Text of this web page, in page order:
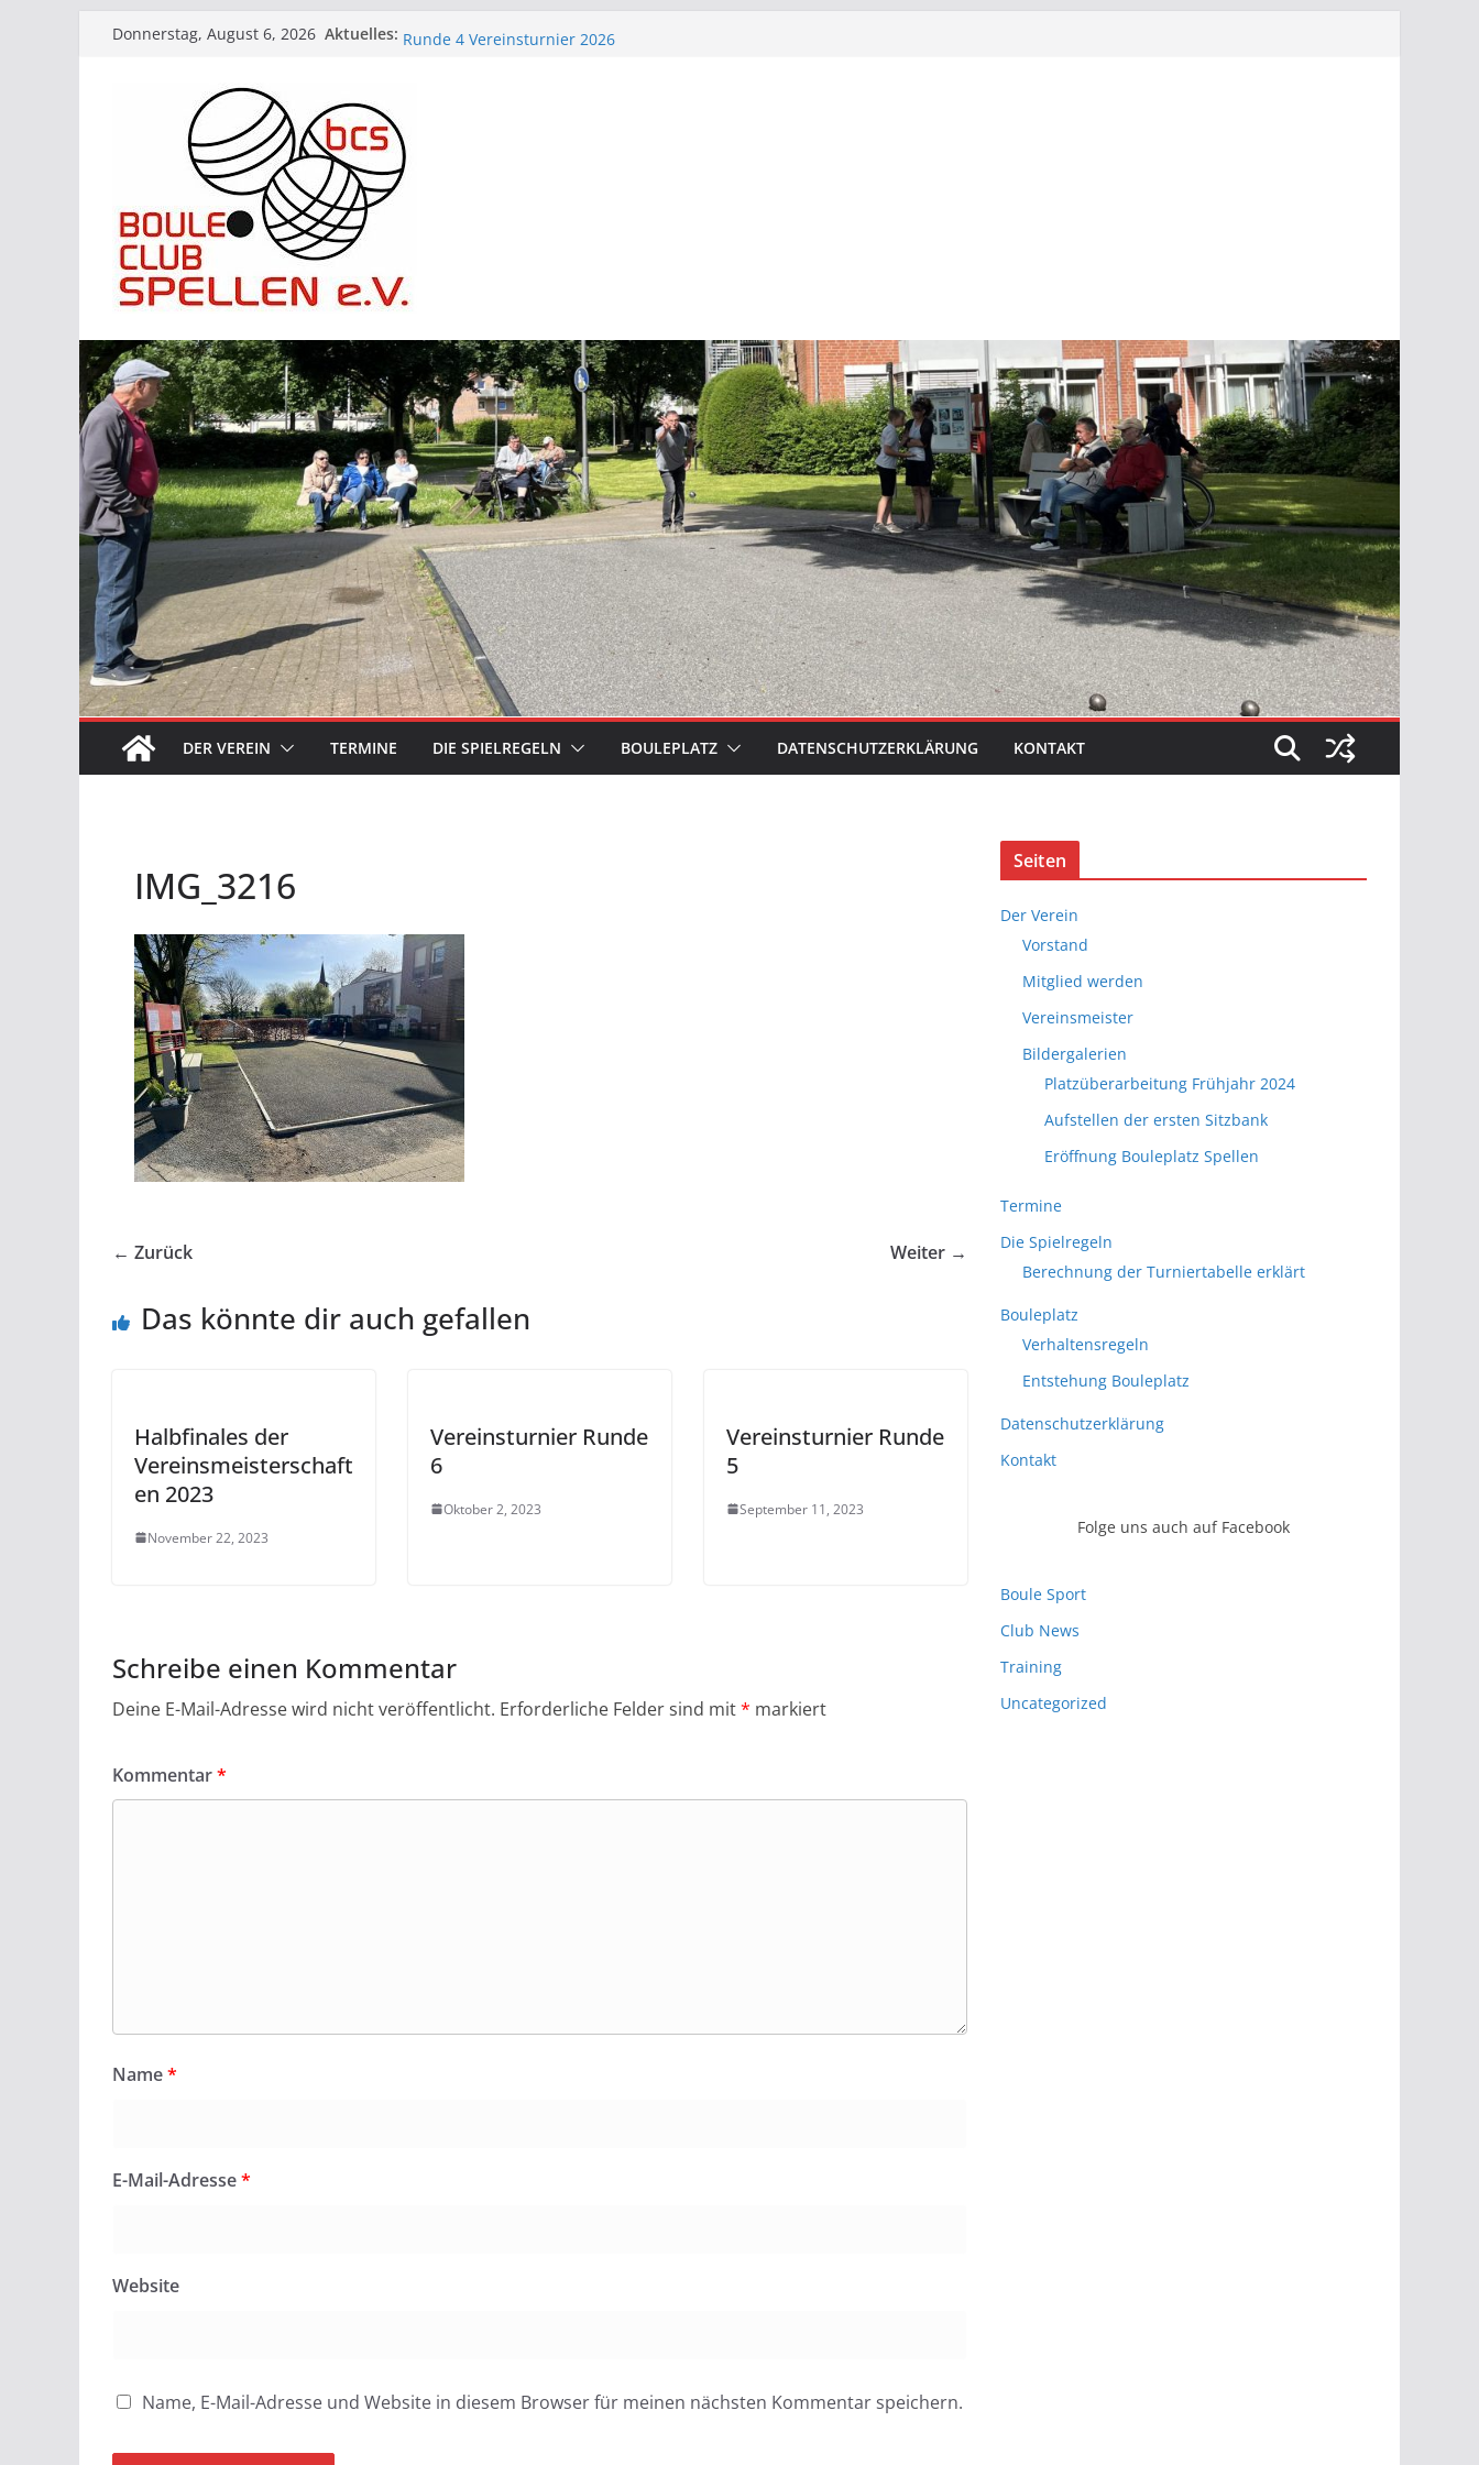
ZumDonnerstag, August 6, 2026 Aktuelles: Runde 1 Vereinsturnier 2026
DER VEREIN TERMINE DIE SPIELREGELN BOULEPLATZ DATENSCHUTZERKLÄRUNG KONTAKT
IMG_3216
← Zurück Weiter →
Das könnte dir auch gefallen
Halbfinales der
Vereinsmeisterschaft
en 2023
November 22, 2023
Vereinsturnier Runde
6
Oktober 2, 2023
Vereinsturnier Runde
5
September 11, 2023
Schreibe einen Kommentar
Deine E-Mail-Adresse wird nicht veröffentlicht. Erforderliche Felder sind mit* markiert
Kommentar*
Name*
E-Mail-Adresse*
Website
Name, E-Mail-Adresse und Website in diesem Browser für meinen nächsten Kommentar speichern.
Seiten
Der Verein
Vorstand
Mitglied werden
Vereinsmeister
Bildergalerien
Platzüberarbeitung Frühjahr 2024
Aufstellen der ersten Sitzbank
Eröffnung Bouleplatz Spellen
Termine
Die Spielregeln
Berechnung der Turniertabelle erklärt
Bouleplatz
Verhaltensregeln
Entstehung Bouleplatz
Datenschutzerklärung
Kontakt
Folge uns auch auf Facebook
Boule Sport
Club News
Training
Uncategorized